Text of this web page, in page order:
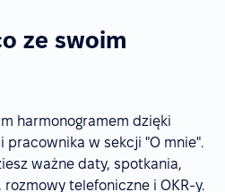
ze swoim
harmonogramem dzięki
w sekcji "O mnie".
ważne daty, spotkania,
rozmowy telefoniczne i OKR-y.